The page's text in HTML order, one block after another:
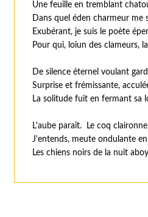
Une feuille en tremblant
Dans quel éden charmeur me
Exubérant, je suis le poète
Pour qui, loiun des clameurs,
De silence éternel voulant
Surprise et frémissante,
La solitude fuit en fermant sa
L'aube paraît. Le coq
J'entends, meute ondulante
Les chiens noirs de la nuit